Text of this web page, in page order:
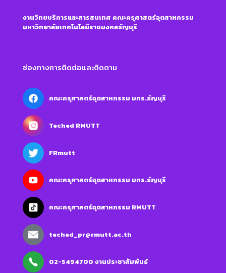
งานวิทยบริการและสารสนเทศ คณะครุศาสตร์อุตสาหกรรม
มหาวิทยาลัยเทคโนโลยีราชมงคลธัญบุรี
ช่องทางการติดต่อและติดตาม
คณะครุศาสตร์อุตสาหกรรม มทร.ธัญบุรี
Teched RMUTT
FRmutt
คณะครุศาสตร์อุตสาหกรรม มทร.ธัญบุรี
คณะครุศาสตร์อุตสาหกรรม RMUTT
teched_pr@rmutt.ac.th
02-5494700 งานประชาสัมพันธ์